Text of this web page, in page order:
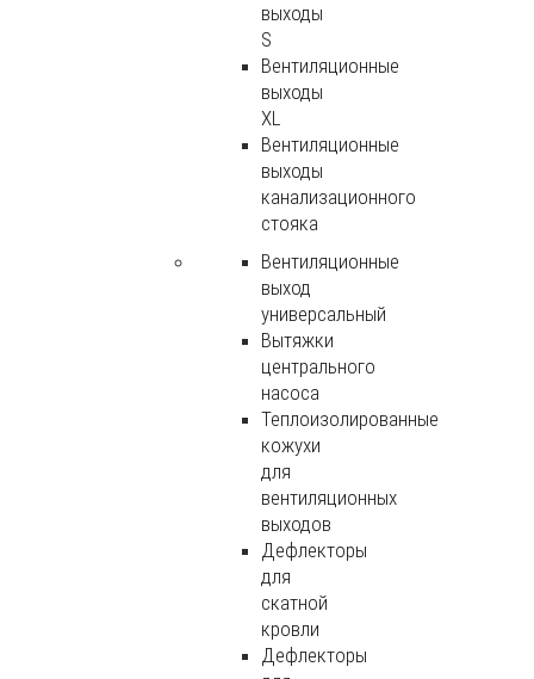
выходы
S
Вентиляционные
выходы
XL
Вентиляционные
выходы
канализационного
стояка
Вентиляционные
выход
универсальный
Вытяжки
центрального
насоса
Теплоизолированные
кожухи
для
вентиляционных
выходов
Дефлекторы
для
скатной
кровли
Дефлекторы